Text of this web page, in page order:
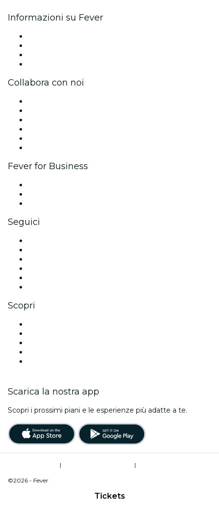
Tickets
Informazioni su Fever
Collabora con noi
Fever for Business
Seguici
Scopri
Scarica la nostra app
Scopri i prossimi piani e le esperienze più adatte a te.
|
|
©2026 - Fever